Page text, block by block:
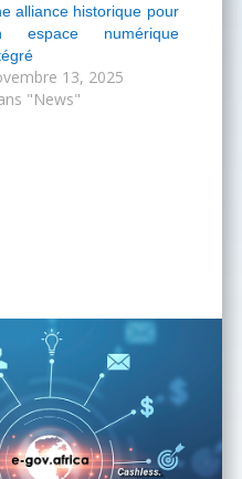
alliance historique pour
espace numérique
13, 2025
"News"